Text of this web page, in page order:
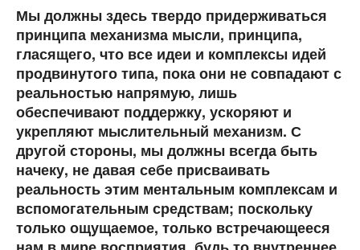
Мы должны здесь твердо придерживаться
принципа механизма мысли, принципа,
гласящего, что все идеи и комплексы идей
продвинутого типа, пока они не совпадают с
реальностью напрямую, лишь
обеспечивают поддержку, ускоряют и
укрепляют мыслительный механизм. С
другой стороны, мы должны всегда быть
начеку, не давая себе присваивать
реальность этим ментальным комплексам и
вспомогательным средствам; поскольку
только ощущаемое, только встречающееся